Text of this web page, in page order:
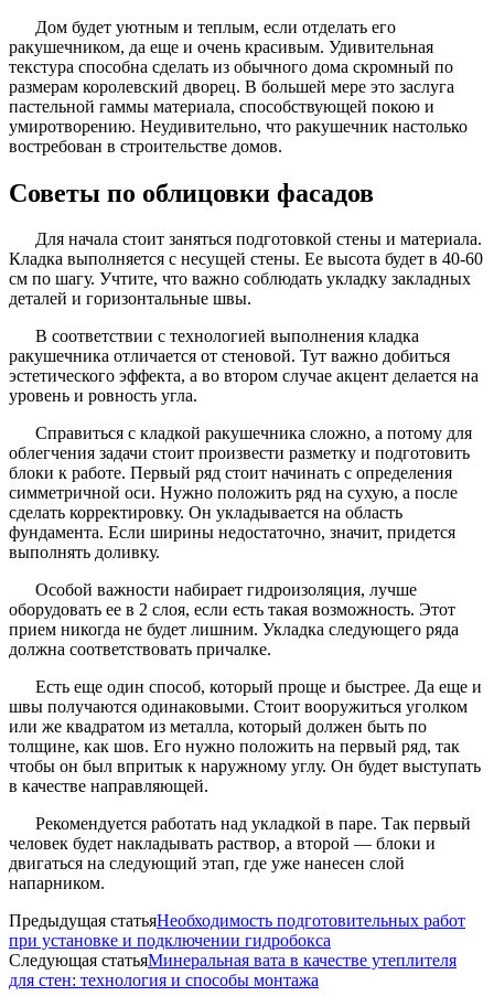
Дом будет уютным и теплым, если отделать его
ракушечником, да еще и очень красивым. Удивительная
текстура способна сделать из обычного дома скромный по
размерам королевский дворец. В большей мере это заслуга
пастельной гаммы материала, способствующей покою и
умиротворению. Неудивительно, что ракушечник настолько
востребован в строительстве домов.
Советы по облицовки фасадов
Для начала стоит заняться подготовкой стены и материала.
Кладка выполняется с несущей стены. Ее высота будет в 40-60
см по шагу. Учтите, что важно соблюдать укладку закладных
деталей и горизонтальные швы.
В соответствии с технологией выполнения кладка
ракушечника отличается от стеновой. Тут важно добиться
эстетического эффекта, а во втором случае акцент делается на
уровень и ровность угла.
Справиться с кладкой ракушечника сложно, а потому для
облегчения задачи стоит произвести разметку и подготовить
блоки к работе. Первый ряд стоит начинать с определения
симметричной оси. Нужно положить ряд на сухую, а после
сделать корректировку. Он укладывается на область
фундамента. Если ширины недостаточно, значит, придется
выполнять доливку.
Особой важности набирает гидроизоляция, лучше
оборудовать ее в 2 слоя, если есть такая возможность. Этот
прием никогда не будет лишним. Укладка следующего ряда
должна соответствовать причалке.
Есть еще один способ, который проще и быстрее. Да еще и
швы получаются одинаковыми. Стоит вооружиться уголком
или же квадратом из металла, который должен быть по
толщине, как шов. Его нужно положить на первый ряд, так
чтобы он был впритык к наружному углу. Он будет выступать
в качестве направляющей.
Рекомендуется работать над укладкой в паре. Так первый
человек будет накладывать раствор, а второй — блоки и
двигаться на следующий этап, где уже нанесен слой
напарником.
Предыдущая статьяНеобходимость подготовительных работ
при установке и подключении гидробокса
Следующая статьяМинеральная вата в качестве утеплителя
для стен: технология и способы монтажа